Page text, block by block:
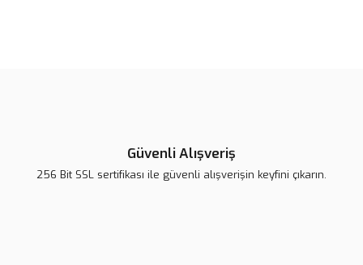
Güvenli Alışveriş
256 Bit SSL sertifikası ile güvenli alışverişin keyfini çıkarın.